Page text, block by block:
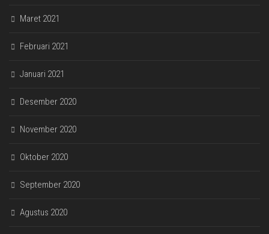
Maret 2021
Februari 2021
Januari 2021
Desember 2020
November 2020
Oktober 2020
September 2020
Agustus 2020